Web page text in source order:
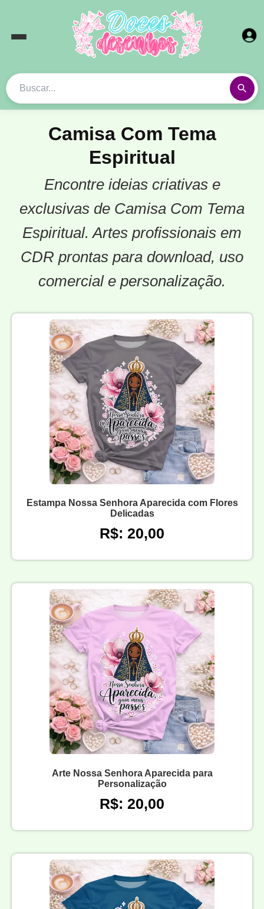
Camisa Com Tema
Espiritual
Encontre ideias criativas e
exclusivas de Camisa Com Tema
Espiritual. Artes profissionais em
CDR prontas para download, uso
comercial e personalização.
Estampa Nossa Senhora Aparecida com Flores
Delicadas
R$: 20,00
Arte Nossa Senhora Aparecida para
Personalização
R$: 20,00